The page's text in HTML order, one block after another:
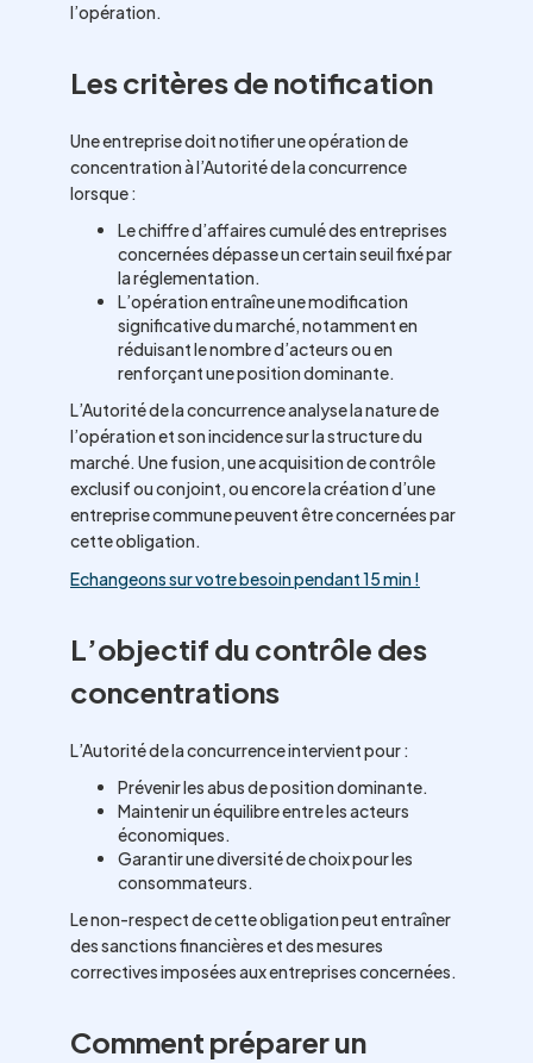
l’opération.
Les critères de notification
Une entreprise doit notifier une opération de
concentration à l’Autorité de la concurrence
lorsque :
Le chiffre d’affaires cumulé des entreprises
concernées dépasse un certain seuil fixé par
la réglementation.
L’opération entraîne une modification
significative du marché, notamment en
réduisant le nombre d’acteurs ou en
renforçant une position dominante.
L’Autorité de la concurrence analyse la nature de
l’opération et son incidence sur la structure du
marché. Une fusion, une acquisition de contrôle
exclusif ou conjoint, ou encore la création d’une
entreprise commune peuvent être concernées par
cette obligation.
Echangeons sur votre besoin pendant 15 min !
L’objectif du contrôle des
concentrations
L’Autorité de la concurrence intervient pour :
Prévenir les abus de position dominante.
Maintenir un équilibre entre les acteurs
économiques.
Garantir une diversité de choix pour les
consommateurs.
Le non-respect de cette obligation peut entraîner
des sanctions financières et des mesures
correctives imposées aux entreprises concernées.
Comment préparer un